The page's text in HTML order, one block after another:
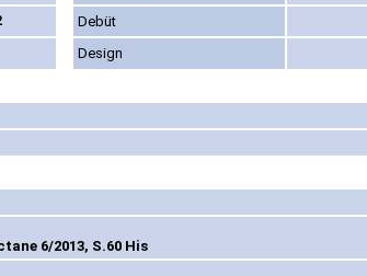
Debüt
Design
6/2013, S.60 His